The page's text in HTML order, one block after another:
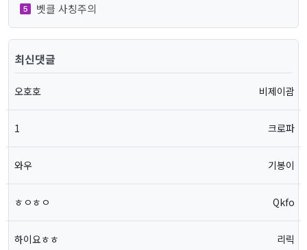
벳클 사칭주의
최신댓글
오호호 비제이괌
1 크로파
와우 기봉이
ㅎㅇㅎㅇ Qkfo
하이요ㅎㅎ 리릭